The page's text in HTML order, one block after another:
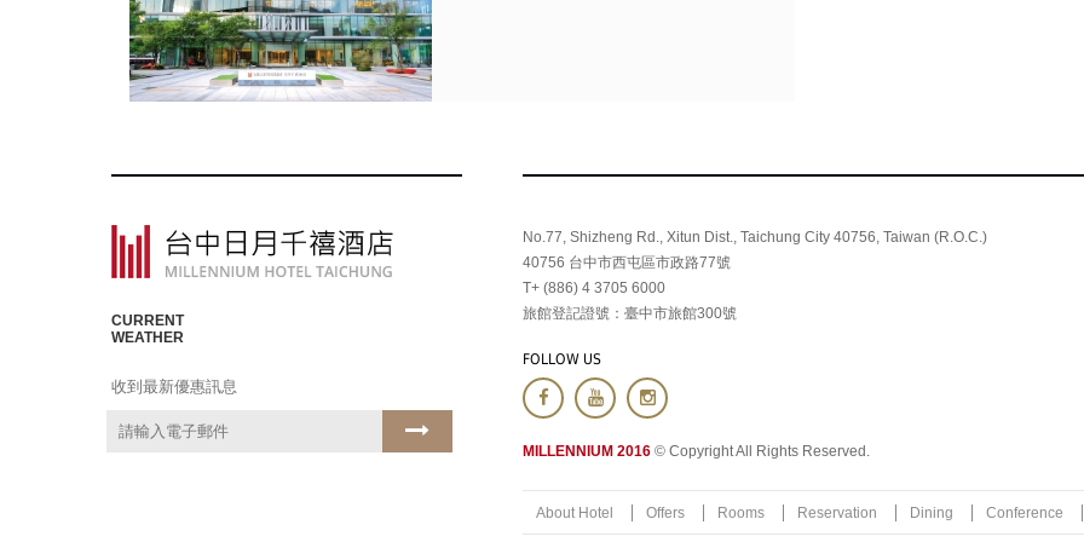
CURRENT
WEATHER
收到最新優惠訊息
No.77, Shizheng Rd., Xitun Dist., Taichung City 40756, Taiwan (R.O.C.)
40756 台中市西屯區市政路77號
T+ (886) 4 3705 6000
旅館登記證號：臺中市旅館300號
FOLLOW US
MILLENNIUM 2016 © Copyright All Rights Reserved.
About Hotel Offers Rooms Reservation Dining Conference